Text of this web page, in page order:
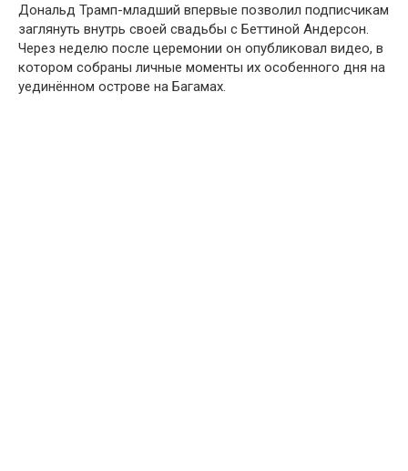
Дональд Трамп-младший впервые позволил подписчикам
заглянуть внутрь своей свадьбы с Беттиной Андерсон.
Через неделю после церемонии он опубликовал видео, в
котором собраны личные моменты их особенного дня на
уединённом острове на Багамах.